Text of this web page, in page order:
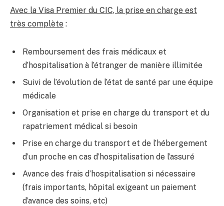
Avec la Visa Premier du CIC, la prise en charge est
très complète :
Remboursement des frais médicaux et
d’hospitalisation à l’étranger de manière illimitée
Suivi de l’évolution de l’état de santé par une équipe
médicale
Organisation et prise en charge du transport et du
rapatriement médical si besoin
Prise en charge du transport et de l’hébergement
d’un proche en cas d’hospitalisation de l’assuré
Avance des frais d’hospitalisation si nécessaire
(frais importants, hôpital exigeant un paiement
d’avance des soins, etc)